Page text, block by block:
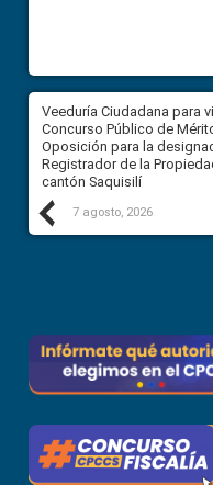
Previous
Veeduría Ciudadana para
Concurso Público de
Oposición para la
Registrador de la
cantón Saquisilí
7 agosto, 2026